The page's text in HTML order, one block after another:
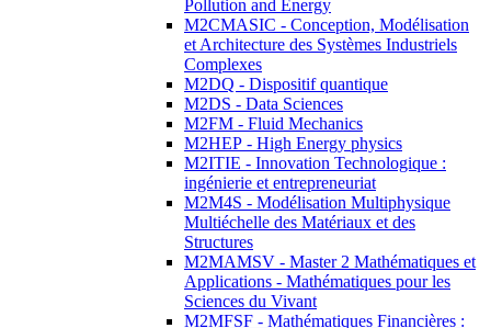
Pollution and Energy
M2CMASIC - Conception, Modélisation
et Architecture des Systèmes Industriels
Complexes
M2DQ - Dispositif quantique
M2DS - Data Sciences
M2FM - Fluid Mechanics
M2HEP - High Energy physics
M2ITIE - Innovation Technologique :
ingénierie et entrepreneuriat
M2M4S - Modélisation Multiphysique
Multiéchelle des Matériaux et des
Structures
M2MAMSV - Master 2 Mathématiques et
Applications - Mathématiques pour les
Sciences du Vivant
M2MFSF - Mathématiques Financières :